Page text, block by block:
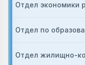
Отдел экономики
Отдел по
Отдел жилищно-